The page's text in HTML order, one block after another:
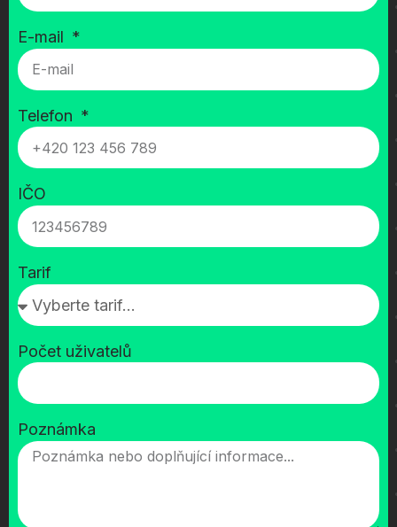
E-mail
Telefon
IČO
Tarif
Počet uživatelů
Poznámka